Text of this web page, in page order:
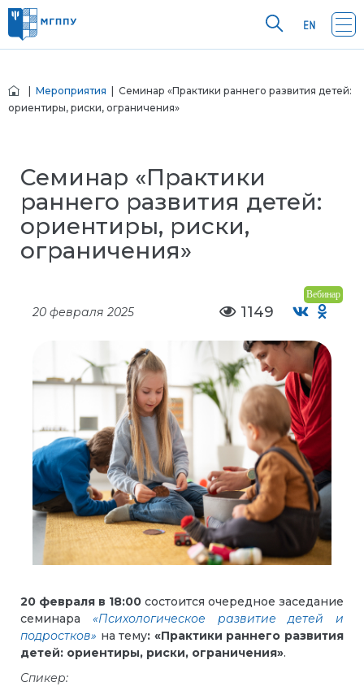
Мероприятия | Семинар «Практики раннего развития детей:
ориентиры, риски, ограничения»
Семинар «Практики
раннего развития детей:
ориентиры, риски,
ограничения»
Вебинар
20 февраля 2025 1149
20 февраля в 18:00 состоится очередное заседание
семинара «Психологическое развитие детей и
подростков» на тему: «Практики раннего развития
детей: ориентиры, риски, ограничения».
Спикер: